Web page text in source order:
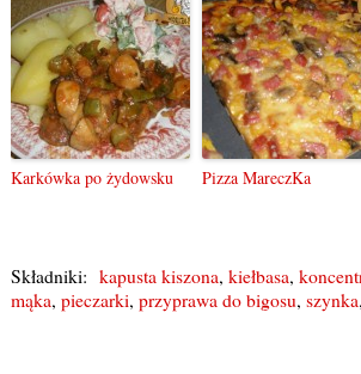
Karkówka po żydowsku Pizza MareczKa
Składniki: kapusta kiszona, kiełbasa,
mąka, pieczarki, przyprawa do bigosu, szynka,